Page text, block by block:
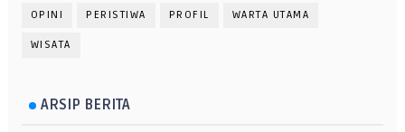
OPINI PERISTIWA PROFIL WARTA UTAMA
WISATA
ARSIP BERITA